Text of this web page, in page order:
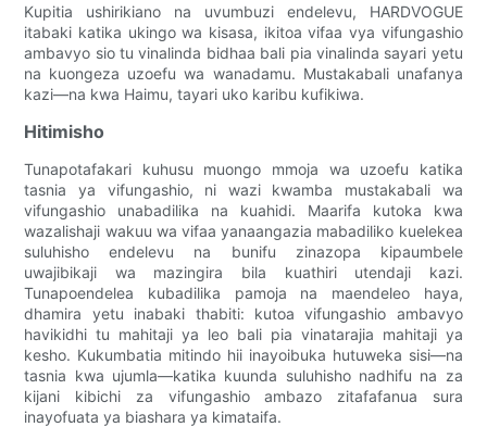
Kupitia ushirikiano na uvumbuzi endelevu, HARDVOGUE
itabaki katika ukingo wa kisasa, ikitoa vifaa vya vifungashio
ambavyo sio tu vinalinda bidhaa bali pia vinalinda sayari yetu
na kuongeza uzoefu wa wanadamu. Mustakabali unafanya
kazi—na kwa Haimu, tayari uko karibu kufikiwa.
Hitimisho
Tunapotafakari kuhusu muongo mmoja wa uzoefu katika
tasnia ya vifungashio, ni wazi kwamba mustakabali wa
vifungashio unabadilika na kuahidi. Maarifa kutoka kwa
wazalishaji wakuu wa vifaa yanaangazia mabadiliko kuelekea
suluhisho endelevu na bunifu zinazopa kipaumbele
uwajibikaji wa mazingira bila kuathiri utendaji kazi.
Tunapoendelea kubadilika pamoja na maendeleo haya,
dhamira yetu inabaki thabiti: kutoa vifungashio ambavyo
havikidhi tu mahitaji ya leo bali pia vinatarajia mahitaji ya
kesho. Kukumbatia mitindo hii inayoibuka hutuweka sisi—na
tasnia kwa ujumla—katika kuunda suluhisho nadhifu na za
kijani kibichi za vifungashio ambazo zitafafanua sura
inayofuata ya biashara ya kimataifa.